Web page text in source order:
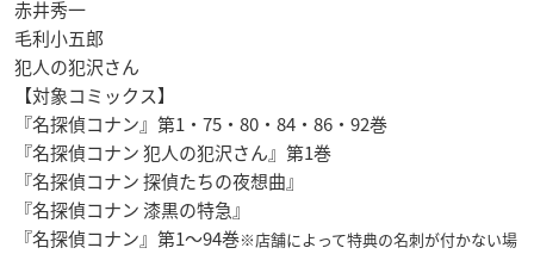
赤井秀一
毛利小五郎
犯人の犯沢さん
【対象コミックス】
『名探偵コナン』第1・75・80・84・86・92巻
『名探偵コナン 犯人の犯沢さん』第1巻
『名探偵コナン 探偵たちの夜想曲』
『名探偵コナン 漆黒の特急』
『名探偵コナン』第1～94巻※店舗によって特典の名刺が付かない場